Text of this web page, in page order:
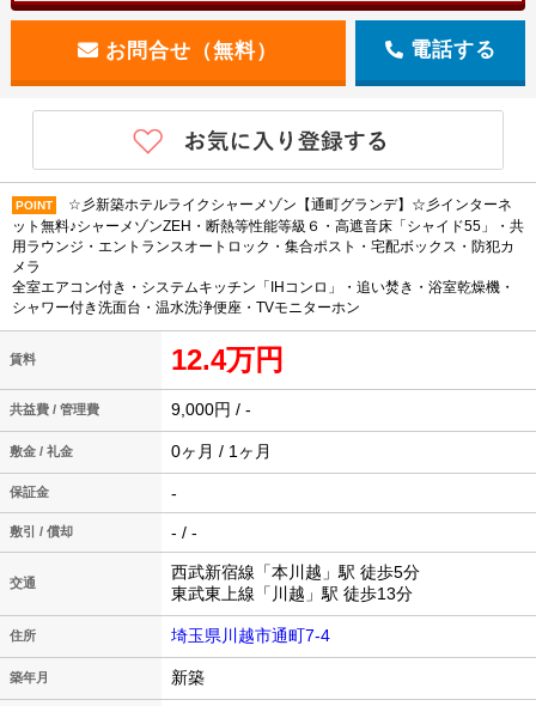
電話する
POINT
☆彡新築ホテルライクシャーメゾン【通町グランデ】☆彡インターネ
ット無料♪シャーメゾンZEH・断熱等性能等級６・高遮音床「シャイド55」・共
用ラウンジ・エントランスオートロック・集合ポスト・宅配ボックス・防犯カ
メラ
全室エアコン付き・システムキッチン「IHコンロ」・追い焚き・浴室乾燥機・
シャワー付き洗面台・温水洗浄便座・TVモニターホン
賃料 12.4万円
共益費 / 管理費 9,000円 / -
敷金 / 礼金 0ヶ月 / 1ヶ月
保証金 -
敷引 / 償却 - / -
交通
西武新宿線「本川越」駅 徒歩5分
東武東上線「川越」駅 徒歩13分
住所 埼玉県川越市通町7-4
築年月 新築